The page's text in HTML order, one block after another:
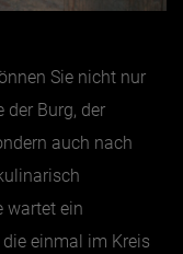
Sie nicht nur
der Burg, der
auch nach
wartet ein
einmal im Kreis